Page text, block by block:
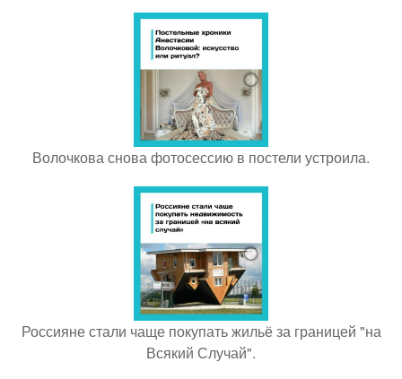
Волочкова снова фотосессию в постели устроила.
Россияне стали чаще покупать жильё за границей "на
Всякий Случай".